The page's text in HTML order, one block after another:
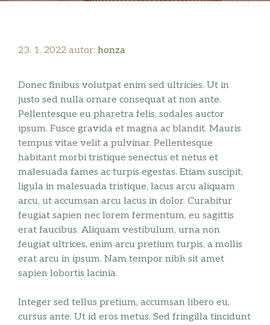
23. 1. 2022 autor: honza
Donec finibus volutpat enim sed ultricies. Ut in
justo sed nulla ornare consequat at non ante.
Pellentesque eu pharetra felis, sodales auctor
ipsum. Fusce gravida et magna ac blandit. Mauris
tempus vitae velit a pulvinar. Pellentesque
habitant morbi tristique senectus et netus et
malesuada fames ac turpis egestas. Etiam suscipit,
ligula in malesuada tristique, lacus arcu aliquam
arcu, ut accumsan arcu lacus in dolor. Curabitur
feugiat sapien nec lorem fermentum, eu sagittis
erat faucibus. Aliquam vestibulum, urna non
feugiat ultrices, enim arcu pretium turpis, a mollis
erat arcu in ipsum. Nam tempor nibh sit amet
sapien lobortis lacinia.
Integer sed tellus pretium, accumsan libero eu,
cursus ante. Ut id eros metus. Sed fringilla tincidunt